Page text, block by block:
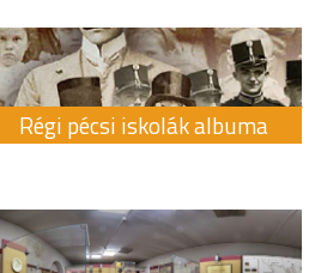
Régi pécsi iskolák albuma